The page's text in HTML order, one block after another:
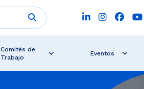
Comités de
Trabajo
Eventos